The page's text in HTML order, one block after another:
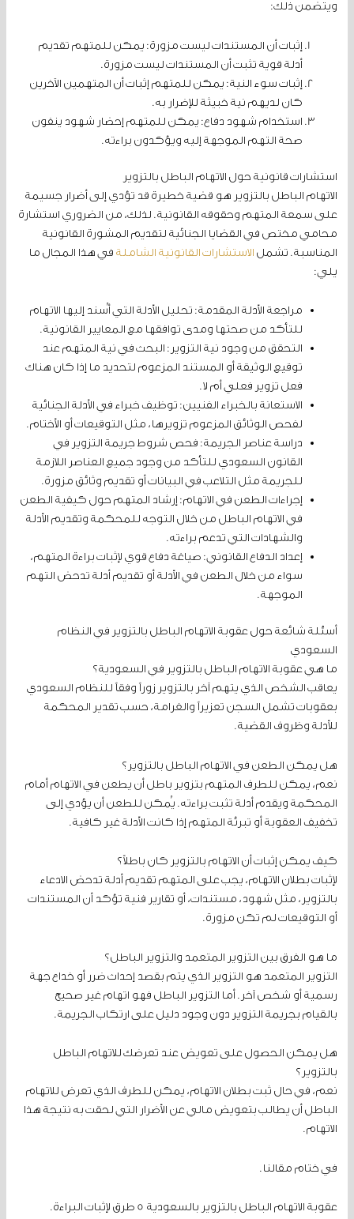
ويتضمن ذلك:
إثبات أن المستندات ليست مزورة: يمكن للمتهم تقديم
أدلة قوية تثبت أن المستندات ليست مزورة.
إثبات سوء النية: يمكن للمتهم إثبات أن المتهمين الآخرين
كان لديهم نية خبيثة للإضرار به.
استخدام شهود دفاع: يمكن للمتهم إحضار شهود ينفون
صحة التهم الموجهة إليه ويؤكدون براءته.
استشارات قانونية حول الاتهام الباطل بالتزوير
الاتهام الباطل بالتزوير هو قضية خطيرة قد تؤدي إلى أضرار جسيمة
على سمعة المتهم وحقوقه القانونية. لذلك، من الضروري استشارة
محامي مختص في القضايا الجنائية لتقديم المشورة القانونية
المناسبة. تشملالاستشارات القانونية الشاملة في هذا المجال ما
يلي:
مراجعة الأدلة المقدمة: تحليل الأدلة التي أُسند إليها الاتهام
للتأكد من صحتها ومدى توافقها مع المعايير القانونية.
التحقق من وجود نية التزوير: البحث في نية المتهم عند
توقيع الوثيقة أو المستند المزعوم لتحديد ما إذا كان هناك
فعل تزوير فعلي أم لا.
الاستعانة بالخبراء الفنيين: توظيف خبراء في الأدلة الجنائية
لفحص الوثائق المزعوم تزويرها، مثل التوقيعات أو الأختام.
دراسة عناصر الجريمة: فحص شروط جريمة التزوير في
القانون السعودي للتأكد من وجود جميع العناصر اللازمة
للجريمة مثل التلاعب في البيانات أو تقديم وثائق مزورة.
إجراءات الطعن في الاتهام: إرشاد المتهم حول كيفية الطعن
في الاتهام الباطل من خلال التوجه للمحكمة وتقديم الأدلة
والشهادات التي تدعم براءته.
إعداد الدفاع القانوني: صياغة دفاع قوي لإثبات براءة المتهم،
سواء من خلال الطعن في الأدلة أو تقديم أدلة تدحض التهم
الموجهة.
أسئلة شائعة حول عقوبة الاتهام الباطل بالتزوير في النظام
السعودي
ما هي عقوبة الاتهام الباطل بالتزوير في السعودية؟
يعاقب الشخص الذي يتهم آخر بالتزوير زوراً وفقاً للنظام السعودي
بعقوبات تشمل السجن تعزيراً والغرامة، حسب تقدير المحكمة
للأدلة وظروف القضية.
هل يمكن الطعن في الاتهام الباطل بالتزوير؟
نعم، يمكن للطرف المتهم بتزوير باطل أن يطعن في الاتهام أمام
المحكمة ويقدم أدلة تثبت براءته. يُمكن للطعن أن يؤدي إلى
تخفيف العقوبة أو تبرئة المتهم إذا كانت الأدلة غير كافية.
كيف يمكن إثبات أن الاتهام بالتزوير كان باطلاً؟
لإثبات بطلان الاتهام، يجب على المتهم تقديم أدلة تدحض الادعاء
بالتزوير، مثل شهود، مستندات، أو تقارير فنية تؤكد أن المستندات
أو التوقيعات لم تكن مزورة.
ما هو الفرق بين التزوير المتعمد والتزوير الباطل؟
التزوير المتعمد هو التزوير الذي يتم بقصد إحداث ضرر أو خداع جهة
رسمية أو شخص آخر. أما التزوير الباطل فهو اتهام غير صحيح
بالقيام بجريمة التزوير دون وجود دليل على ارتكاب الجريمة.
هل يمكن الحصول على تعويض عند تعرضك للاتهام الباطل
بالتزوير؟
نعم، في حال ثبت بطلان الاتهام، يمكن للطرف الذي تعرض للاتهام
الباطل أن يطالب بتعويض مالي عن الأضرار التي لحقت به نتيجة هذا
الاتهام.
في ختام مقالنا.
عقوبة الاتهام الباطل بالتزوير بالسعودية 5 طرق لإثبات البراءة.